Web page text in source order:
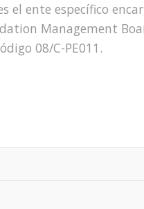
el ente específico
Management
08/C-PE011.